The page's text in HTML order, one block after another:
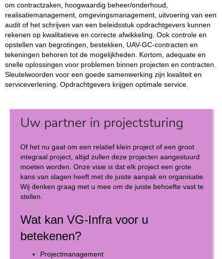
om contractzaken, hoogwaardig beheer/onderhoud,
realisatiemanagement, omgevingsmanagement, uitvoering van een
audit of het schrijven van een beleidsstuk opdrachtgevers kunnen
rekenen op kwalitatieve en correcte afwikkeling. Ook controle en
opstellen van begrotingen, bestekken, UAV-GC-contracten en
tekeningen behoren tot de mogelijkheden. Kortom, adequate en
snelle oplossingen voor problemen binnen projecten en contracten.
Sleutelwoorden voor een goede samenwerking zijn kwaliteit en
serviceverlening. Opdrachtgevers krijgen optimale service.
Uw partner in projectsturing
Of het nu gaat om een relatief klein project of een groot
integraal project, altijd zullen deze projecten aangestuurd
moeten worden. Onze visie is dat elk project een grote
kans van slagen heeft met de juiste aanpak en organisatie.
Wij denken graag met u mee om de juiste behoefte vast te
stellen.
Wat kan VG-Infra voor u
betekenen?
Projectmanagement